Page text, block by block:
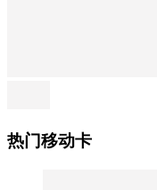
热门移动卡